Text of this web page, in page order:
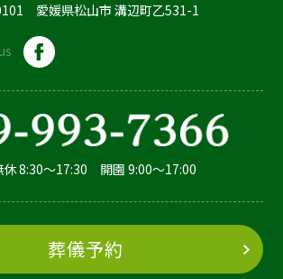
愛媛県松山市 溝辺町乙531-1
休 8:30～17:30 開園 9:00～17:00
葬儀予約